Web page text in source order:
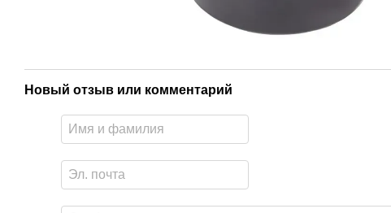
Новый отзыв или комментарий